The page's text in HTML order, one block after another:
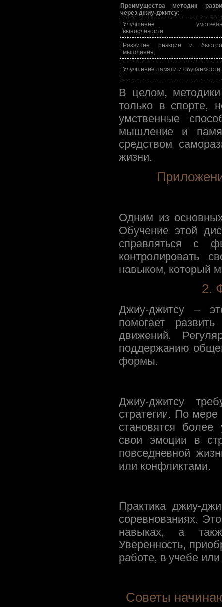
Преимущества методик
через джиу-джитсу:
Улучшение
выносливости
Развитие реакции и
мышления
Улучшение памяти и обучаемости
В целом, методики
только в спорте,
умственные
мышление и
средством
жизни.
Одним из
Обучение этой
справляться с
контролировать
навыком, который
2.
Джиу-джитсу –
помогает
движений.
поддержанию
формы.
Джиу-джитсу
стратегии. По
становятся
свои эмоции в
повседневной
или конфликтами.
Практика джиу-
соревнованиях.
навыках, а
Уверенность,
работе, в учебе
Советы